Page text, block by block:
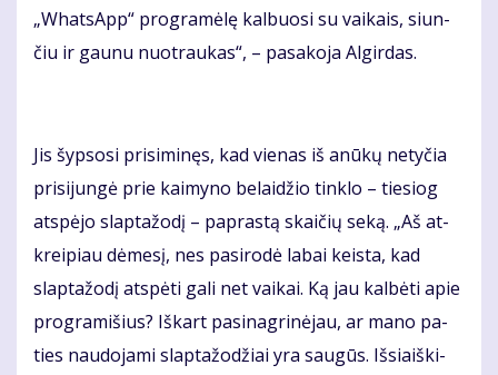
„What­sApp“ pro­gra­mė­lę kal­buo­si su vai­kais, siun­
čiu ir gau­nu nuo­trau­kas“, – pa­sa­ko­ja Al­gir­das.
Jis šyp­so­si pri­si­mi­nęs, kad vie­nas iš anū­kų ne­ty­čia
pri­si­jun­gė prie kai­my­no be­lai­džio tin­klo – tie­siog
at­spė­jo slap­ta­žo­dį – pa­pras­tą skai­čių se­ką. „Aš at­
krei­piau dė­me­sį, nes pa­si­ro­dė la­bai keis­ta, kad
slap­ta­žo­dį at­spė­ti ga­li net vai­kai. Ką jau kal­bė­ti apie
pro­gra­mi­šius? Iš­kart pa­si­nag­ri­nė­jau, ar ma­no pa­
ties nau­do­ja­mi slap­ta­žo­džiai yra sau­gūs. Iš­si­aiš­ki­